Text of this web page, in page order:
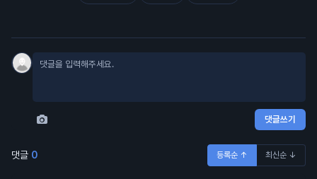
댓글쓰기
댓글 0 등록순 ↑ 최신순 ↓